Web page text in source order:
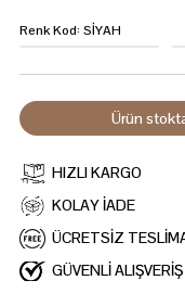
Renk Kod: SİYAH
Ürün
HIZLI KARGO
KOLAY İADE
ÜCRETSİZ
GÜVENLİ ALIŞVERİŞ